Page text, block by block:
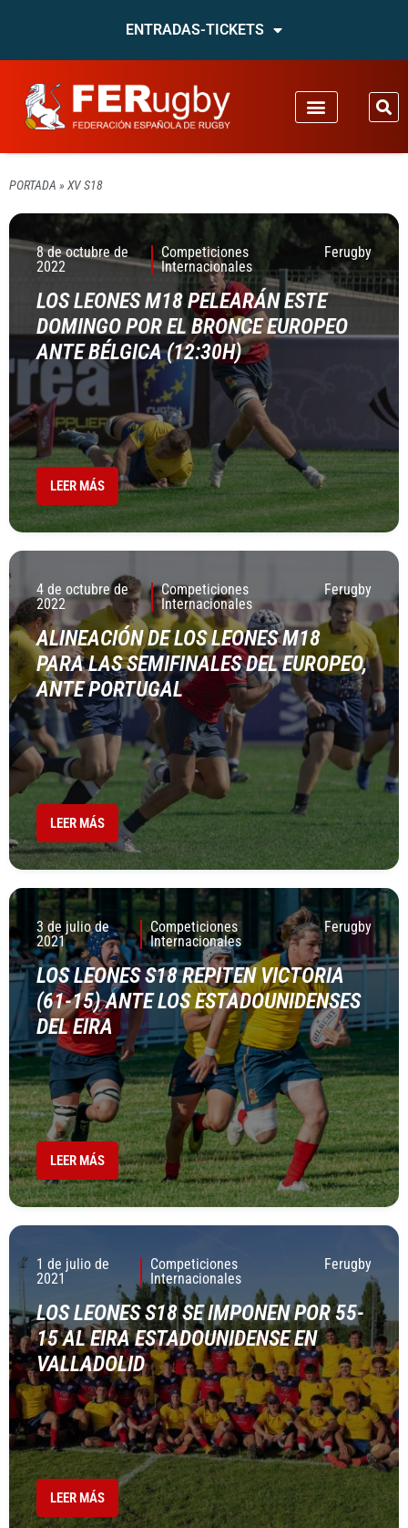
ENTRADAS-TICKETS
PORTADA » XV S18
8 de octubre de
2022
Competiciones
Internacionales
Ferugby
LOS LEONES M18 PELEARÁN ESTE
DOMINGO POR EL BRONCE EUROPEO
ANTE BÉLGICA (12:30H)
LEER MÁS
4 de octubre de
2022
Competiciones
Internacionales
Ferugby
ALINEACIÓN DE LOS LEONES M18
PARA LAS SEMIFINALES DEL EUROPEO,
ANTE PORTUGAL
LEER MÁS
3 de julio de
2021
Competiciones
Internacionales
Ferugby
LOS LEONES S18 REPITEN VICTORIA
(61-15) ANTE LOS ESTADOUNIDENSES
DEL EIRA
LEER MÁS
1 de julio de
2021
Competiciones
Internacionales
Ferugby
LOS LEONES S18 SE IMPONEN POR 55-
15 AL EIRA ESTADOUNIDENSE EN
VALLADOLID
LEER MÁS